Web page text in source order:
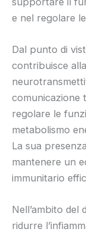
e nel regolare
Dal punto di
contribuisce
comunicazione
regolare le
metabolismo
La sua
mantenere un
immunitario
Nell’ambito del
ridurre